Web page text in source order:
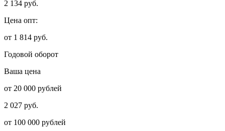
2 134 руб.
Цена опт:
от 1 814 руб.
Годовой оборот
Ваша цена
от 20 000 рублей
2 027 руб.
от 100 000 рублей